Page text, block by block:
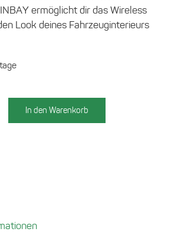
ermöglicht dir das Wireless
Look deines Fahrzeuginterieurs
In den Warenkorb